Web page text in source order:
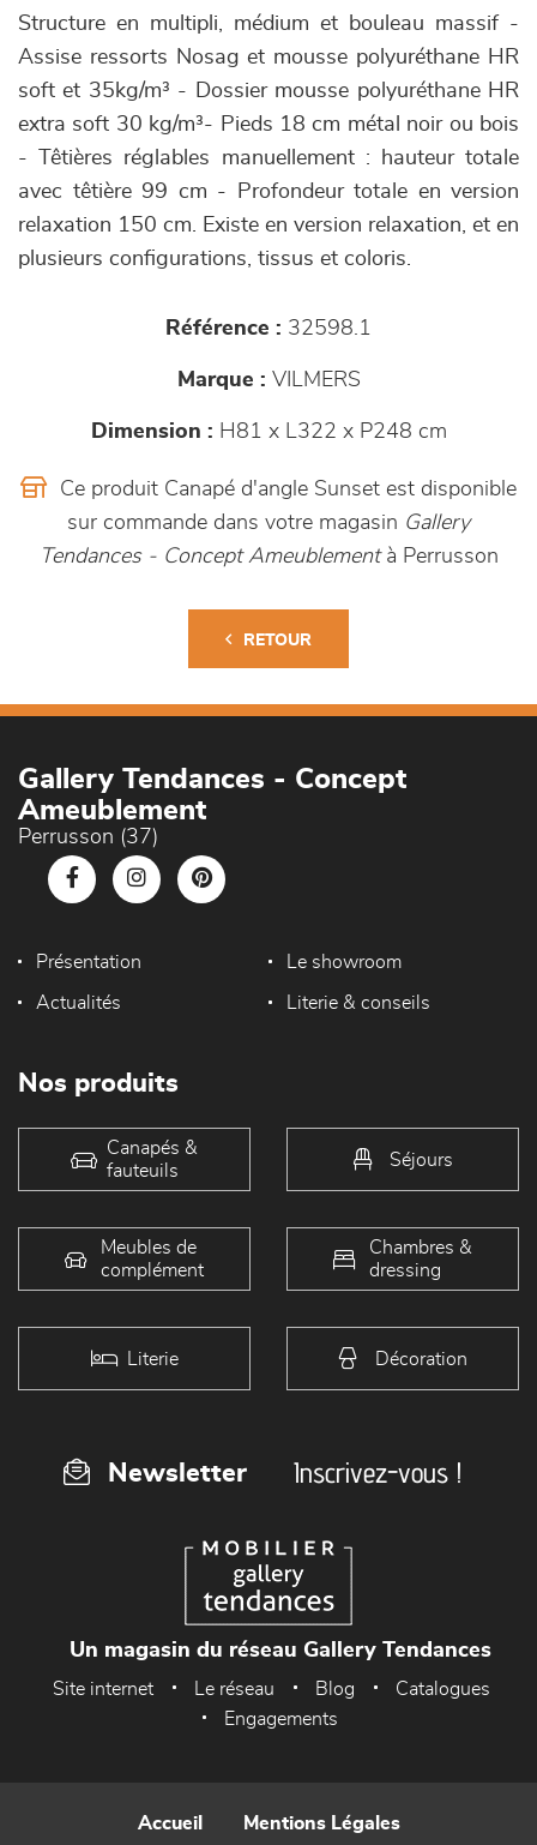
Structure en multipli, médium et bouleau massif -
Assise ressorts Nosag et mousse polyuréthane HR
soft et 35kg/m³ - Dossier mousse polyuréthane HR
extra soft 30 kg/m³- Pieds 18 cm métal noir ou bois
- Têtières réglables manuellement : hauteur totale
avec têtière 99 cm - Profondeur totale en version
relaxation 150 cm. Existe en version relaxation, et en
plusieurs configurations, tissus et coloris.
Référence : 32598.1
Marque : VILMERS
Dimension : H81 x L322 x P248 cm
Ce produit Canapé d'angle Sunset est disponible
sur commande dans votre magasin Gallery
Tendances - Concept Ameublement à Perrusson
RETOUR
Gallery Tendances - Concept
Ameublement
Perrusson (37)
Présentation Le showroom
Actualités Literie & conseils
Nos produits
Canapés &
fauteuils
Séjours
Meubles de
complément
Chambres &
dressing
Literie Décoration
Newsletter Inscrivez-vous !
Un magasin du réseau Gallery Tendances
Site internet Le réseau Blog
Catalogues
Engagements
Accueil Mentions Légales